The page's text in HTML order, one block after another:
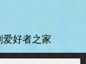
好者之家